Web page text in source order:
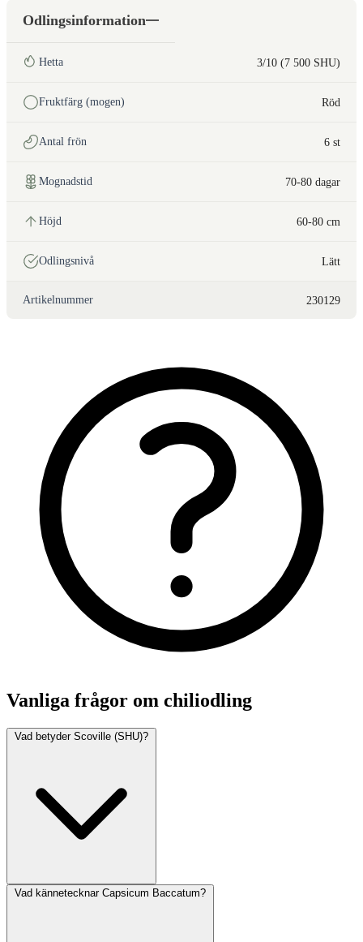
Odlingsinformation
Hetta 3/10 (7 500 SHU)
Fruktfärg (mogen) Röd
Antal frön 6 st
Mognadstid 70-80 dagar
Höjd 60-80 cm
Odlingsnivå Lätt
Artikelnummer 230129
Vanliga frågor om chiliodling
Vad betyder Scoville (SHU)?
Vad kännetecknar Capsicum Baccatum?